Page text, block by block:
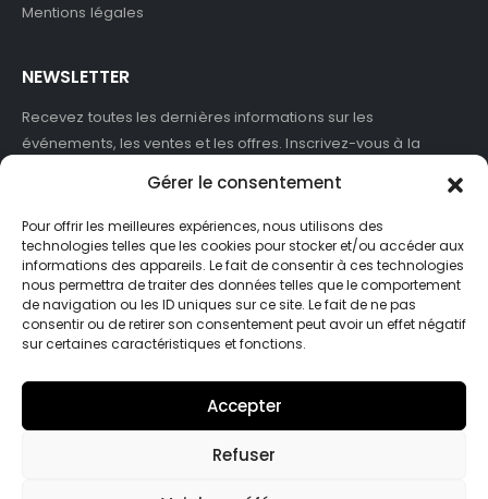
Gérer le consentement
Pour offrir les meilleures expériences, nous utilisons des
technologies telles que les cookies pour stocker et/ou accéder aux
informations des appareils. Le fait de consentir à ces technologies
nous permettra de traiter des données telles que le comportement
de navigation ou les ID uniques sur ce site. Le fait de ne pas
consentir ou de retirer son consentement peut avoir un effet négatif
sur certaines caractéristiques et fonctions.
Accepter
Refuser
Mentions légales
NEWSLETTER
Recevez toutes les dernières informations sur les
événements, les ventes et les offres. Inscrivez-vous à la
J'accepte de recevoir des newsletters et des informations
marketing de ASB France.